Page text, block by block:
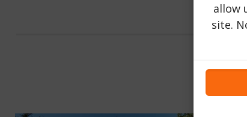
allow
site.